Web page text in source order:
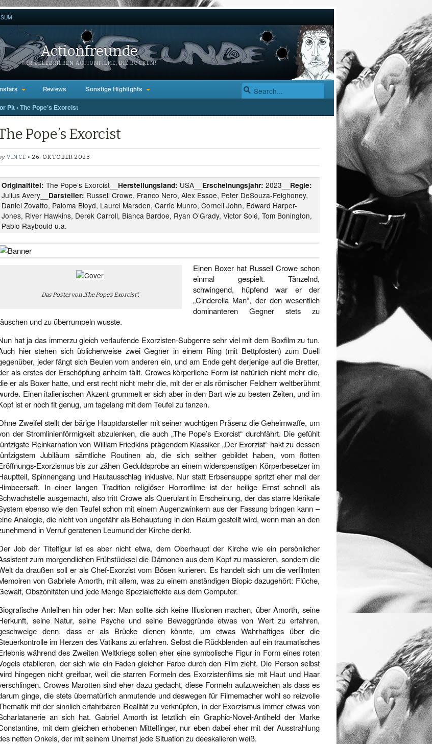
Actionfreunde
WIR ZELEBRIEREN ACTIONFILME, DIE ROCKEN!
Reviews Sonstige Highlights
Pit › The Pope’s Exorcist
Pope’s Exorcist
VINCE • 26. OKTOBER 2023
Originaltitel: The Pope’s Exorcist__ Herstellungsland: USA__ Erscheinungsjahr: 2023__ Regie:
Julius Avery__ Darsteller: Russell Crowe, Franco Nero, Alex Essoe, Peter DeSouza-Feighoney,
Daniel Zovatto, Paloma Bloyd, Laurel Marsden, Carrie Munro, Cornell John, Edward Harper-
Jones, River Hawkins, Derek Carroll, Bianca Bardoe, Ryan O’Grady, Victor Solé, Tom Bonington,
Pablo Raybould u.a.
Das Poster von „The Pope’s Exorcist“.
Einen Boxer hat Russell Crowe schon
einmal gespielt. Tänzelnd,
schwingend, hüpfend war er der
„Cinderella Man“, der den wesentlich
dominanteren Gegner stets zu
und zu überrumpeln wusste.
hat ja das immerzu gleich verlaufende Exorzisten-Subgenre sehr viel mit dem Boxfilm zu tun.
hier stehen sich üblicherweise zwei Gegner in einem Ring (mit Bettpfosten) zum Duell
jeder fängt sich Beulen vom anderen ein, und am Ende geht derjenige auf die Bretter,
als erstes der Erschöpfung anheim fällt. Crowes körperliche Form ist natürlich nicht mehr die,
er als Boxer hatte, und erst recht nicht mehr die, mit der er als römischer Feldherr weltberühmt
Einen italienischen Akzent grummelt er sich aber in den Bart wie zu besten Zeiten, und im
ist er noch fit genug, um tagelang mit dem Teufel zu tanzen.
Zweifel stellt der bärige Hauptdarsteller mit seiner wuchtigen Präsenz die Geheimwaffe, um
der Stromlinienförmigkeit abzulenken, die auch „The Pope’s Exorcist“ durchfährt. Die gefühlt
Reinkarnation von William Friedkins prägendem Klassiker „Der Exorzist“ hakt zu dessen
Jubiläum sämtliche Routinen ab, die sich seither gebildet haben, vom flotten
Exorzismus bis zur zähen Geduldsprobe an einem widerspenstigen Körperbesetzer im
Spinnengang und Hautausschlag inklusive. Nur statt Erbsensuppe spritzt eher mal der
In einer langen Tradition religiöser Horrorfilme ist der heilige Ernst schnell als
ausgemacht, also tritt Crowe als Querulant in Erscheinung, der das starre klerikale
ebenso wie den Teufel schon mit einem Augenzwinkern aus der Fassung bringen kann –
Analogie, die nicht von ungefähr als Behauptung in den Raum gestellt wird, wenn man an den
in Verruf geratenen Leumund der Kirche denkt.
Job der Titelfigur ist es aber nicht etwa, dem Oberhaupt der Kirche wie ein persönlicher
zum morgendlichen Frühstücksei die Dämonen aus dem Kopf zu massieren, sondern die
da draußen soll er als Chef-Exorzist vom Bösen kurieren. Es handelt sich um die verfilmten
von Gabriele Amorth, mit allem, was zu einem anständigen Biopic dazugehört: Flüche,
Obszönitäten und jede Menge Spezialeffekte aus dem Computer.
Anleihen hin oder her: Man sollte sich keine Illusionen machen, über Amorth, seine
seine Natur, seine Psyche und seine Beweggründe etwas von Wert zu erfahren,
denn, dass er als Brücke dienen könnte, um etwas Wahrhaftiges über die
im Herzen des Vatikans zu erfahren. Selbst die Rückblenden auf ein traumatisches
während des Zweiten Weltkriegs sollen eher eine symbolische Figur in Form eines roten
etablieren, der sich wie ein Faden gleicher Farbe durch den Film zieht. Die Person selbst
hingegen nicht greifbar, weil die starren Formeln des Exorzistenfilms sie mit Haut und Haar
Crowes Marotten sind eher dazu gedacht, diese Formeln aufzuweichen als dass es
ginge, die stets übernatürlich anmutende und deswegen für Filmemacher wohl so reizvolle
mit der sinnlich erfahrbaren Realität zu verknüpfen, in der Exorzismus immer etwas von
an sich hat. Gabriel Amorth ist letztlich ein Graphic-Novel-Antiheld der Marke
mit dem gleichen erhobenen Mittelfinger, nur eben dabei eher mit der Ausstrahlung
netten Onkels, der mit seinem Unernst jede Situation zu deeskalieren weiß.